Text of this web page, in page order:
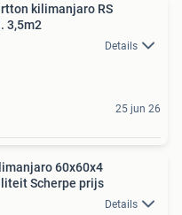
kilimanjaro RS
3,5m2
Details
25 jun 26
60x60x4
Scherpe prijs
Details